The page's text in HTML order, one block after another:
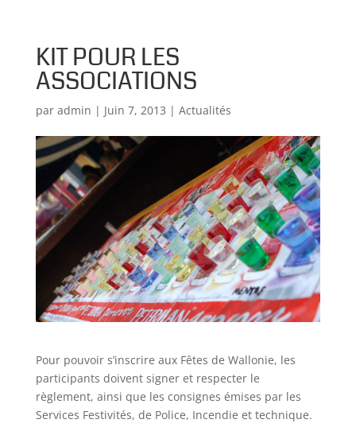
KIT POUR LES
ASSOCIATIONS
par admin | Juin 7, 2013 | Actualités
Pour pouvoir s’inscrire aux Fêtes de Wallonie, les
participants doivent signer et respecter le
règlement, ainsi que les consignes émises par les
Services Festivités, de Police, Incendie et technique.